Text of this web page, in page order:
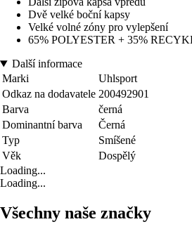
Dvě velké boční kapsy
Velké volné zóny pro vylepšení
65% POLYESTER + 35%
Další informace
Marki
Uhlsport
Odkaz na dodavatele 200492901
Barva
černá
Dominantní barva
Černá
Typ
Smíšené
Věk
Dospělý
Loading...
Loading...
Všechny naše značky